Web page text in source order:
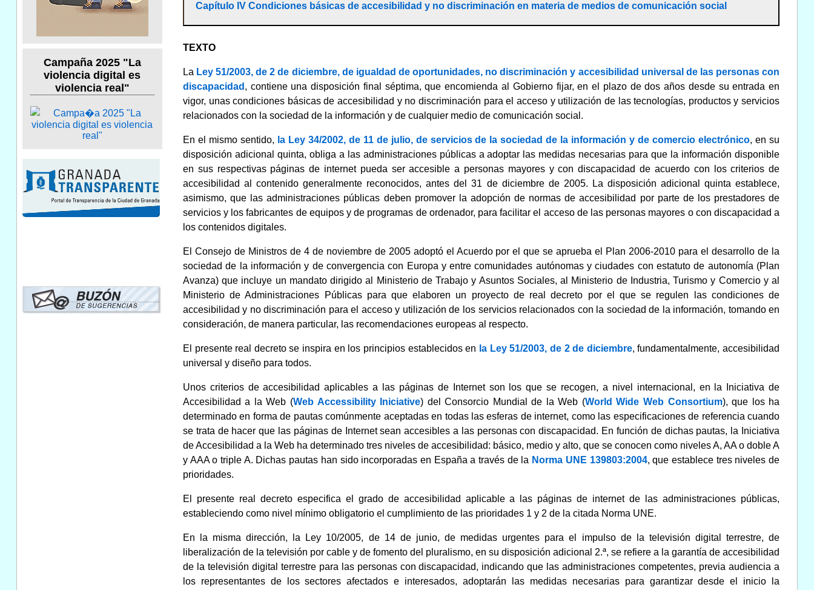
Campaña 2025 "La
violencia digital es
violencia real"
Capítulo IV Condiciones básicas de accesibilidad y no discriminación en materia de medios de comunicación social
TEXTO
La Ley 51/2003, de 2 de diciembre, de igualdad de oportunidades, no discriminación y accesibilidad universal de las personas con
discapacidad , contiene una disposición final séptima, que encomienda al Gobierno fijar, en el plazo de dos años desde su entrada en
vigor, unas condiciones básicas de accesibilidad y no discriminación para el acceso y utilización de las tecnologías, productos y servicios
relacionados con la sociedad de la información y de cualquier medio de comunicación social.
En el mismo sentido, la Ley 34/2002, de 11 de julio, de servicios de la sociedad de la información y de comercio electrónico, en su
disposición adicional quinta, obliga a las administraciones públicas a adoptar las medidas necesarias para que la información disponible
en sus respectivas páginas de internet pueda ser accesible a personas mayores y con discapacidad de acuerdo con los criterios de
accesibilidad al contenido generalmente reconocidos, antes del 31 de diciembre de 2005. La disposición adicional quinta establece,
asimismo, que las administraciones públicas deben promover la adopción de normas de accesibilidad por parte de los prestadores de
servicios y los fabricantes de equipos y de programas de ordenador, para facilitar el acceso de las personas mayores o con discapacidad a
los contenidos digitales.
El Consejo de Ministros de 4 de noviembre de 2005 adoptó el Acuerdo por el que se aprueba el Plan 2006-2010 para el desarrollo de la
sociedad de la información y de convergencia con Europa y entre comunidades autónomas y ciudades con estatuto de autonomía (Plan
Avanza) que incluye un mandato dirigido al Ministerio de Trabajo y Asuntos Sociales, al Ministerio de Industria, Turismo y Comercio y al
Ministerio de Administraciones Públicas para que elaboren un proyecto de real decreto por el que se regulen las condiciones de
accesibilidad y no discriminación para el acceso y utilización de los servicios relacionados con la sociedad de la información, tomando en
consideración, de manera particular, las recomendaciones europeas al respecto.
El presente real decreto se inspira en los principios establecidos en la Ley 51/2003, de 2 de diciembre, fundamentalmente, accesibilidad
universal y diseño para todos.
Unos criterios de accesibilidad aplicables a las páginas de Internet son los que se recogen, a nivel internacional, en la Iniciativa de
Accesibilidad a la Web (Web Accessibility Iniciative) del Consorcio Mundial de la Web (World Wide Web Consortium), que los ha
determinado en forma de pautas comúnmente aceptadas en todas las esferas de internet, como las especificaciones de referencia cuando
se trata de hacer que las páginas de Internet sean accesibles a las personas con discapacidad. En función de dichas pautas, la Iniciativa
de Accesibilidad a la Web ha determinado tres niveles de accesibilidad: básico, medio y alto, que se conocen como niveles A, AA o doble A
y AAA o triple A. Dichas pautas han sido incorporadas en España a través de la Norma UNE 139803:2004, que establece tres niveles de
prioridades.
El presente real decreto especifica el grado de accesibilidad aplicable a las páginas de internet de las administraciones públicas,
estableciendo como nivel mínimo obligatorio el cumplimiento de las prioridades 1 y 2 de la citada Norma UNE.
En la misma dirección, la Ley 10/2005, de 14 de junio, de medidas urgentes para el impulso de la televisión digital terrestre, de
liberalización de la televisión por cable y de fomento del pluralismo, en su disposición adicional 2.ª, se refiere a la garantía de accesibilidad
de la televisión digital terrestre para las personas con discapacidad, indicando que las administraciones competentes, previa audiencia a
los representantes de los sectores afectados e interesados, adoptarán las medidas necesarias para garantizar desde el inicio la